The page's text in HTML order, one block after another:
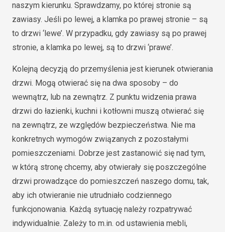
naszym kierunku. Sprawdzamy, po której stronie są
zawiasy. Jeśli po lewej, a klamka po prawej stronie – są
to drzwi ‘lewe’. W przypadku, gdy zawiasy są po prawej
stronie, a klamka po lewej, są to drzwi ‘prawe’.
Kolejną decyzją do przemyślenia jest kierunek otwierania
drzwi. Mogą otwierać się na dwa sposoby – do
wewnątrz, lub na zewnątrz. Z punktu widzenia prawa
drzwi do łazienki, kuchni i kotłowni muszą otwierać się
na zewnątrz, ze względów bezpieczeństwa. Nie ma
konkretnych wymogów związanych z pozostałymi
pomieszczeniami. Dobrze jest zastanowić się nad tym,
w którą stronę chcemy, aby otwierały się poszczególne
drzwi prowadzące do pomieszczeń naszego domu, tak,
aby ich otwieranie nie utrudniało codziennego
funkcjonowania. Każdą sytuację należy rozpatrywać
indywidualnie. Zależy to m.in. od ustawienia mebli,